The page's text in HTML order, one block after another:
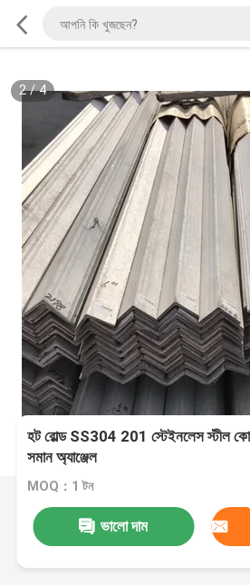
2/4
হট রোল্ড SS304 201 স্টেইনলেস স্টীল
সমান অ্যাঞ্জেল
MOQ：1 টন
ভালো দাম